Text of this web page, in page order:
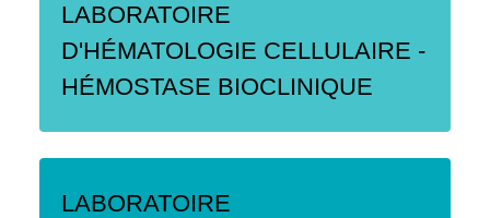
LABORATOIRE
D'HÉMATOLOGIE CELLULAIRE -
HÉMOSTASE BIOCLINIQUE
LABORATOIRE